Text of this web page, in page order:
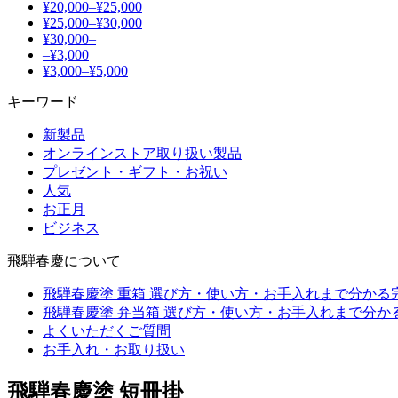
¥20,000–¥25,000
¥25,000–¥30,000
¥30,000–
–¥3,000
¥3,000–¥5,000
キーワード
新製品
オンラインストア取り扱い製品
プレゼント・ギフト・お祝い
人気
お正月
ビジネス
飛騨春慶について
飛騨春慶塗 重箱 選び方・使い方・お手入れまで分かる
飛騨春慶塗 弁当箱 選び方・使い方・お手入れまで分か
よくいただくご質問
お手入れ・お取り扱い
飛騨春慶塗 短冊掛